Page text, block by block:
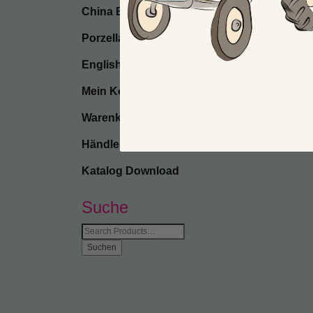
China Bone
Porzellan
English
Mein Konto
Warenkorb
Händler-Anmeldung
Katalog Download
Suche
Suche
nach: